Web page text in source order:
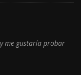
me gustaría probar